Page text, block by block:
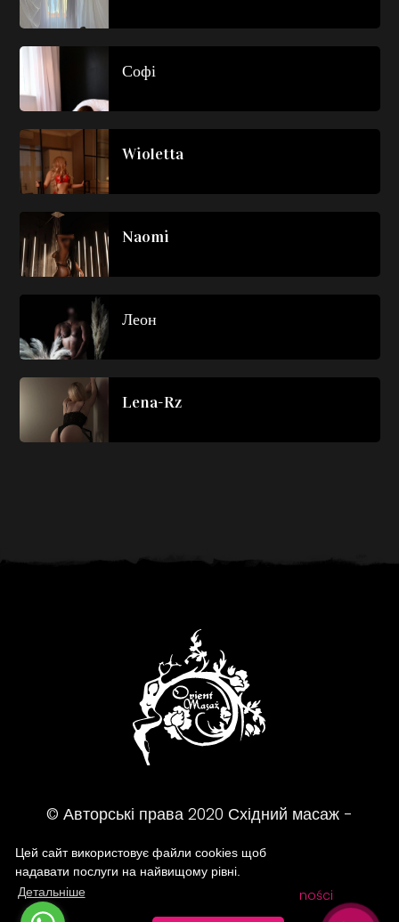
Цей сайт використовує файли cookies щоб
надавати послуги на найвищому рівні.
Детальніше
Софі
Wioletta
Naomi
Леон
Lena-Rz
© Авторські права 2020 Східний масаж -
FAQ Polityka prywatności